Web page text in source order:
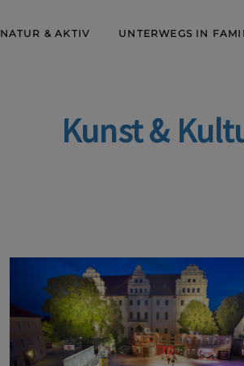
NATUR & AKTIV UNTERWEGS IN
Kunst &